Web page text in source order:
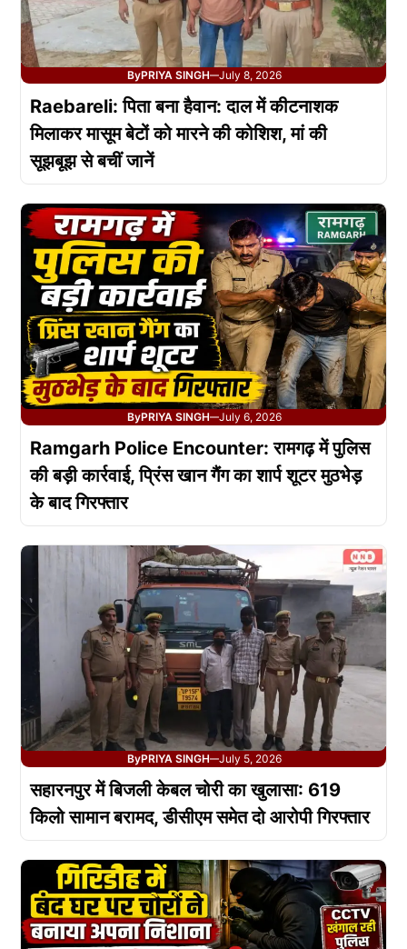
ByPRIYA SINGH—July 8, 2026
Raebareli: पिता बना हैवान: दाल में कीटनाशक
मिलाकर मासूम बेटों को मारने की कोशिश, मां की
सूझबूझ से बचीं जानें
ByPRIYA SINGH—July 6, 2026
Ramgarh Police Encounter: रामगढ़ में पुलिस
की बड़ी कार्रवाई, प्रिंस खान गैंग का शार्प शूटर मुठभेड़
के बाद गिरफ्तार
ByPRIYA SINGH—July 5, 2026
सहारनपुर में बिजली केबल चोरी का खुलासा: 619
किलो सामान बरामद, डीसीएम समेत दो आरोपी गिरफ्तार